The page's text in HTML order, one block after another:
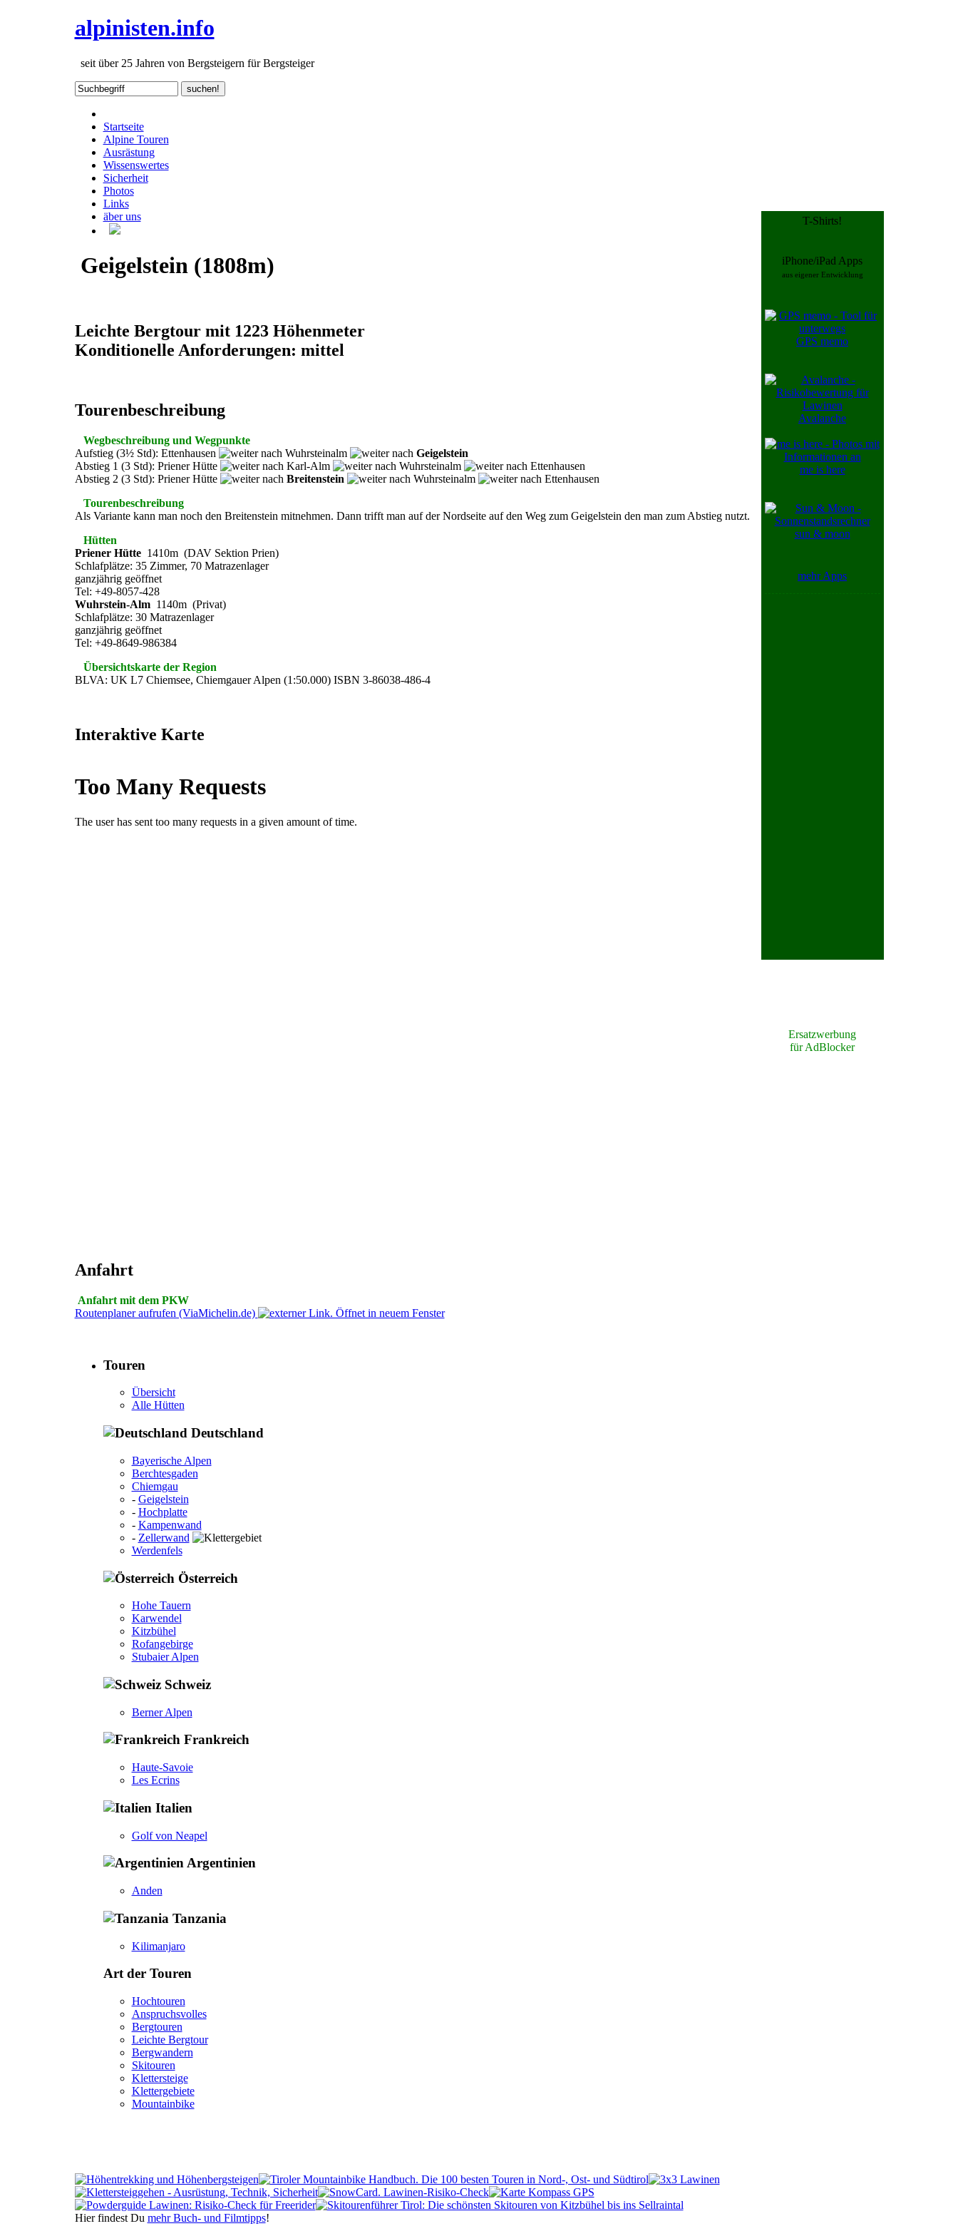
T-Shirts!
iPhone/iPad Apps
aus eigener Entwicklung
GPS memo
Avalanche
me is here
sun & moon
mehr Apps
Ersatzwerbung
für AdBlocker
alpinisten.info
seit über 25 Jahren von Bergsteigern für Bergsteiger
Startseite
Alpine Touren
Ausrästung
Wissenswertes
Sicherheit
Photos
Links
äber uns
Geigelstein (1808m)
Leichte Bergtour mit 1223 Höhenmeter
Konditionelle Anforderungen: mittel
Tourenbeschreibung
Wegbeschreibung und Wegpunkte
Aufstieg (3½ Std): Ettenhausen
Wuhrsteinalm
Geigelstein
Abstieg 1 (3 Std): Priener Hütte
Karl-Alm Wuhrsteinalm
Ettenhausen
Abstieg 2 (3 Std): Priener Hütte
Breitenstein Wuhrsteinalm
Ettenhausen
Tourenbeschreibung
Als Variante kann man noch den Breitenstein mitnehmen. Dann trifft man auf der Nordseite auf den Weg zum Geigelstein den man zum Abstieg nutzt.
Hütten
Priener Hütte1410m (DAV Sektion Prien)
Schlafplätze: 35 Zimmer, 70 Matrazenlager
ganzjährig geöffnet
Tel: +49-8057-428
Wuhrstein-Alm1140m (Privat)
Schlafplätze: 30 Matrazenlager
ganzjährig geöffnet
Tel: +49-8649-986384
Übersichtskarte der Region
BLVA: UK L7 Chiemsee, Chiemgauer Alpen (1:50.000) ISBN 3-86038-486-4
Interaktive Karte
Anfahrt
Anfahrt mit dem PKW
Routenplaner aufrufen (ViaMichelin.de)
Touren
Übersicht
Alle Hütten
Deutschland
Bayerische Alpen
Berchtesgaden
Chiemgau
- Geigelstein
- Hochplatte
- Kampenwand
- Zellerwand
Werdenfels
Österreich
Hohe Tauern
Karwendel
Kitzbühel
Rofangebirge
Stubaier Alpen
Schweiz
Berner Alpen
Frankreich
Haute-Savoie
Les Ecrins
Italien
Golf von Neapel
Argentinien
Anden
Tanzania
Kilimanjaro
Art der Touren
Hochtouren
Anspruchsvolles
Bergtouren
Leichte Bergtour
Bergwandern
Skitouren
Klettersteige
Klettergebiete
Mountainbike
Hier findest Du mehr Buch- und Filmtipps!